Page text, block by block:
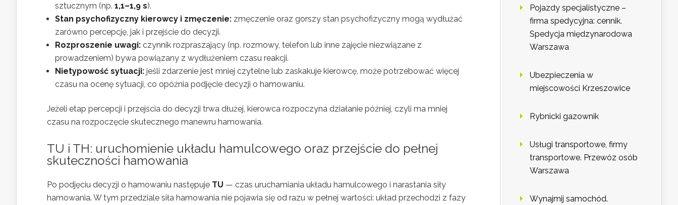
sztucznym (np. 1,1–1,9 s).
Stan psychofizyczny kierowcy i zmęczenie: zmęczenie oraz gorszy stan psychofizyczny mogą wydłużać
zarówno percepcję, jak i przejście do decyzji.
Rozproszenie uwagi: czynnik rozpraszający (np. rozmowy, telefon lub inne zajęcie niezwiązane z
prowadzeniem) bywa powiązany z wydłużeniem czasu reakcji.
Nietypowość sytuacji: jeśli zdarzenie jest mniej czytelne lub zaskakuje kierowcę, może potrzebować więcej
czasu na ocenę sytuacji, co opóźnia podjęcie decyzji o hamowaniu.
Jeżeli etap percepcji i przejścia do decyzji trwa dłużej, kierowca rozpoczyna działanie później, czyli ma mniej
czasu na rozpoczęcie skutecznego manewru hamowania.
TU i TH: uruchomienie układu hamulcowego oraz przejście do pełnej
skuteczności hamowania
Po podjęciu decyzji o hamowaniu następuje TU — czas uruchamiania układu hamulcowego i narastania siły
hamowania. W tym przedziale siła hamowania nie pojawia się od razu w pełnej wartości: układ przechodzi z fazy
Pojazdy specjalistyczne –
firma spedycyjna: cennik.
Spedycja międzynarodowa
Warszawa
Ubezpieczenia w
miejscowości Krzeszowice
Rybnicki gazownik
Usługi transportowe, firmy
transportowe. Przewóz osób
Warszawa
Wynajmij samochód.